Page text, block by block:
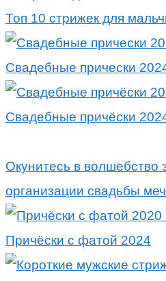
Топ 10 стрижек для
Свадебные прически
Свадебные причёски
Окунитесь в волшебство
организации свадьбы
Причёски с фатой 2024